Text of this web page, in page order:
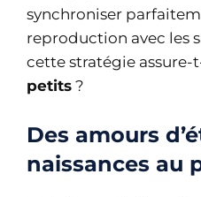
synchroniser
reproduction avec les
cette stratégie assure-
petits ?
Des amours
naissances au